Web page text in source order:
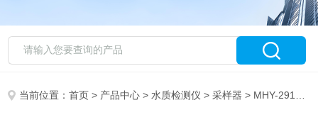
当前位置：首页 > 产品中心 > 水质检测仪 >采样器 > MHY-29160恒温恒流大气采样器